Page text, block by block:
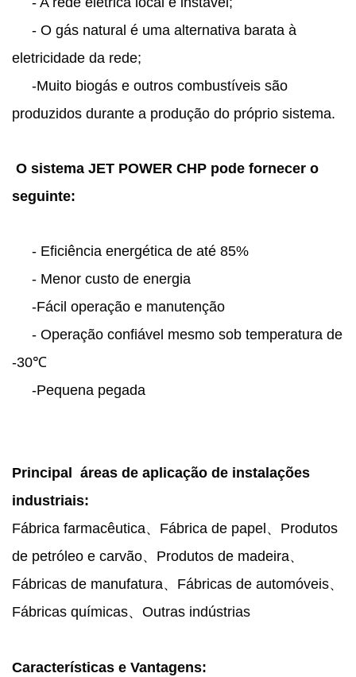
- O gás natural é uma alternativa barata à
eletricidade da rede;
-Muito biogás e outros combustíveis são
produzidos durante a produção do próprio sistema.
O sistema JET POWER CHP pode fornecer o
seguinte:
- Eficiência energética de até 85%
- Menor custo de energia
-Fácil operação e manutenção
- Operação confiável mesmo sob temperatura de
-30℃
-Pequena pegada
Principal áreas de aplicação de instalações
industriais:
Fábrica farmacêutica、Fábrica de papel、Produtos
de petróleo e carvão、Produtos de madeira、
Fábricas de manufatura、Fábricas de automóveis、
Fábricas químicas、Outras indústrias
Características e Vantagens: